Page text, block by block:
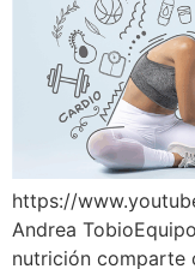
https://
Andrea
nutrición comparte